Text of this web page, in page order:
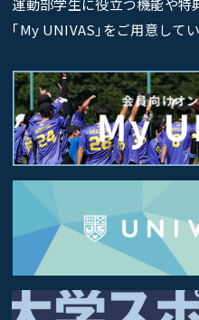
｢My UNIVAS｣をご用意してい